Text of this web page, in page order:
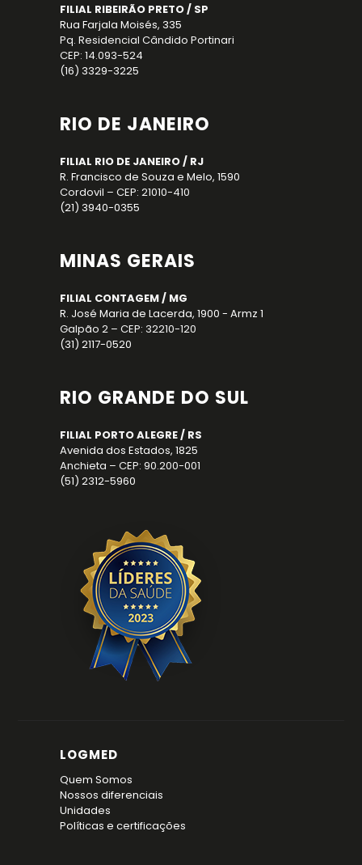
FILIAL RIBEIRÃO PRETO / SP
Rua Farjala Moisés, 335
Pq. Residencial Cândido Portinari
CEP: 14.093-524
(16) 3329-3225
RIO DE JANEIRO
FILIAL RIO DE JANEIRO / RJ
R. Francisco de Souza e Melo, 1590
Cordovil – CEP: 21010-410
(21) 3940-0355
MINAS GERAIS
FILIAL CONTAGEM / MG
R. José Maria de Lacerda, 1900 - Armz 1
Galpão 2 – CEP: 32210-120
(31) 2117-0520
RIO GRANDE DO SUL
FILIAL PORTO ALEGRE / RS
Avenida dos Estados, 1825
Anchieta – CEP: 90.200-001
(51) 2312-5960
LOGMED
Quem Somos
Nossos diferenciais
Unidades
Políticas e certificações